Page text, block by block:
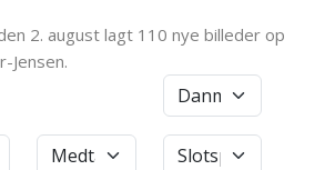
2. august lagt 110 nye billeder op
Jensen.